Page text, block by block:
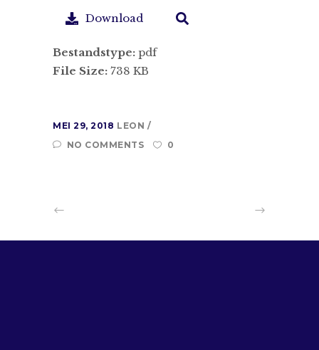
Download
Bestandstype: pdf
File Size: 738 KB
MEI 29, 2018 LEON
NO COMMENTS
0